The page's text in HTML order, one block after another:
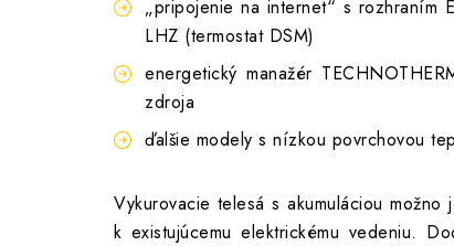
„pripojenie na internet“ s rozhraním
LHZ (termostat DSM)
energetický manažér
zdroja
ďalšie modely s nízkou povrchovou
Vykurovacie telesá s akumuláciou
k existujúcemu elektrickému vedeniu.